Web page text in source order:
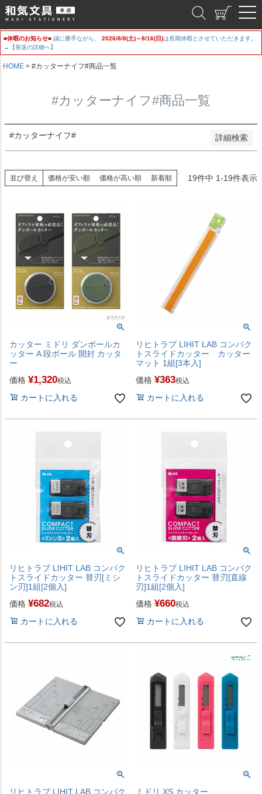
■休暇のお知らせ■ 誠に勝手ながら、 2026/8/8(土)～8/16(日)は長期休暇とさせていただきます。
→【発送の詳細へ】
HOME #カッターナイフ#商品一覧
#カッターナイフ#商品一覧
#カッターナイフ# 詳細検索
登録順
価格が安い順
価格が高い順
優先度順
レビュー順
検索
並び替え 価格が安い順 価格が高い順 新着順 19件中 1-19件表示
カッター ミドリ ダンボールカ
ッター A 段ボール 開封 カッタ
ー
価格 ¥1,320税込
カートに入れる
リヒトラブ LIHIT LAB コンパク
トスライドカッター カッター
マット 1組[3本入]
価格 ¥363税込
カートに入れる
リヒトラブ LIHIT LAB コンパク
トスライドカッター 替刃[ミシ
ン刃]1組[2個入]
価格 ¥682税込
カートに入れる
リヒトラブ LIHIT LAB コンパク
トスライドカッター 替刃[直線
刃]1組[2個入]
価格 ¥660税込
カートに入れる
リヒトラブ LIHIT LAB コンパク
ミドリ XS カッター